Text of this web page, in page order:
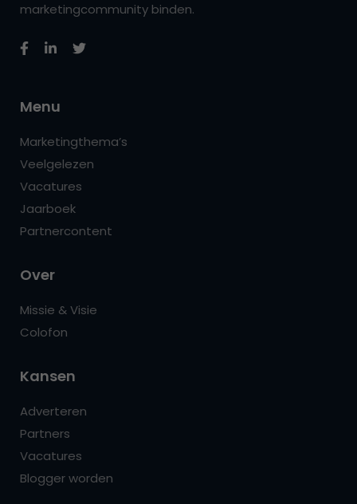
marketingcommunity binden.
Menu
Marketingthema’s
Veelgelezen
Vacatures
Jaarboek
Partnercontent
Over
Missie & Visie
Colofon
Kansen
Adverteren
Partners
Vacatures
Blogger worden